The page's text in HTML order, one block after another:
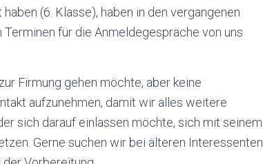
(6. Klasse), haben in den vergangenen
für die Anmeldegespräche von uns
Firmung gehen möchte, aber keine
aufzunehmen, damit wir alles weitere
sich darauf einlassen möchte, sich mit seinem
Gerne suchen wir bei älteren Interessenten